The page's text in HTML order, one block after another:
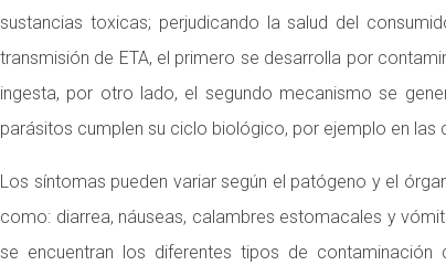
sustancias toxicas; perjudicando la salud del
transmisión de ETA, el primero se desarrolla por
ingesta, por otro lado, el segundo mecanismo se
parásitos cumplen su ciclo biológico, por ejemplo en las
Los síntomas pueden variar según el patógeno y el
como: diarrea, náuseas, calambres estomacales y
se encuentran los diferentes tipos de